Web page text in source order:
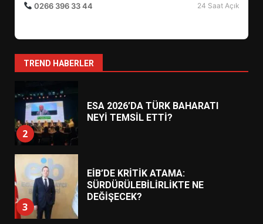
0266 396 33 44
24 Saat Açık
TREND HABERLER
1
HAREKETE GEÇİYOR: GÖZLER
2
ESA 2026’DA TÜRK BAHARATI
NEYİ TEMSİL ETTİ?
3
EİB’DE KRİTİK ATAMA:
SÜRDÜRÜLEBİLİRLİKTE NE
DEĞİŞECEK?